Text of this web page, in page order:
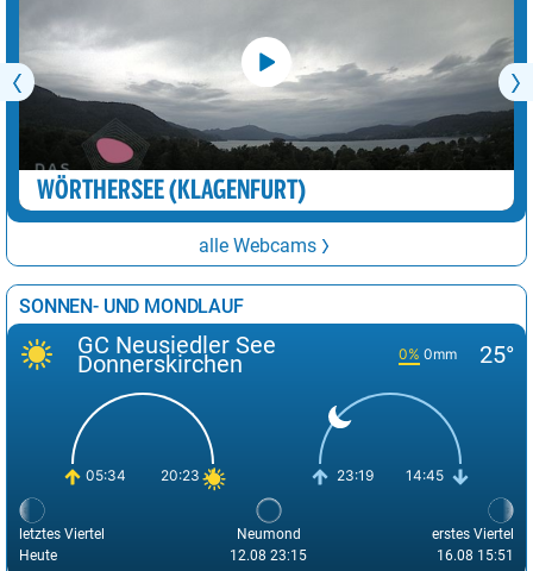
WÖRTHERSEE (KLAGENFURT)
alle Webcams
SONNEN- UND MONDLAUF
GC Neusiedler See
Donnerskirchen 0% 0mm 25°
05:34 20:23 23:19 14:45
letztes Viertel
Heute
Neumond
12.08 23:15
erstes Viertel
16.08 15:51